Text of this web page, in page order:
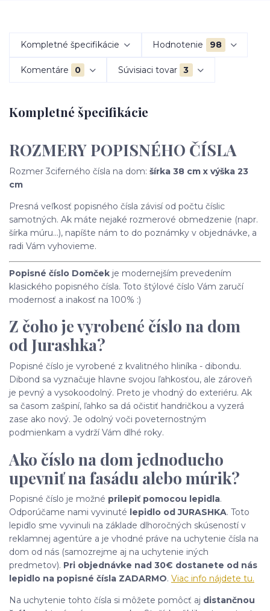
Kompletné špecifikácie Hodnotenie 98
Komentáre 0 Súvisiaci tovar 3
Kompletné špecifikácie
ROZMERY POPISNÉHO ČÍSLA
Rozmer 3ciferného čísla na dom: šírka 38 cm x výška 23
cm
Presná veľkosť popisného čísla závisí od počtu číslic
samotných. Ak máte nejaké rozmerové obmedzenie (napr.
šírka múru...), napíšte nám to do poznámky v objednávke, a
radi Vám vyhovieme.
Popisné číslo Domček je modernejším prevedením
klasického popisného čísla. Toto štýlové číslo Vám zaručí
modernosť a inakosť na 100% :)
Z čoho je vyrobené číslo na dom
od Jurashka?
Popisné číslo je vyrobené z kvalitného hliníka - dibondu.
Dibond sa vyznačuje hlavne svojou ľahkosťou, ale zároveň
je pevný a vysokoodolný. Preto je vhodný do exteriéru. Ak
sa časom zašpiní, ľahko sa dá očistiť handričkou a vyzerá
zase ako nový. Je odolný voči poveternostným
podmienkam a vydrží Vám dlhé roky.
Ako číslo na dom jednoducho
upevniť na fasádu alebo múrik?
Popisné číslo je možné prilepiť pomocou lepidla.
Odporúčame nami vyvinuté lepidlo od JURASHKA. Toto
lepidlo sme vyvinuli na základe dlhoročných skúseností v
reklamnej agentúre a je vhodné práve na uchytenie čísla na
dom od nás (samozrejme aj na uchytenie iných
predmetov). Pri objednávke nad 30€ dostanete od nás
lepidlo na popisné čísla ZADARMO. Viac info nájdete tu.
Na uchytenie tohto čísla si môžete pomôcť aj distančnou